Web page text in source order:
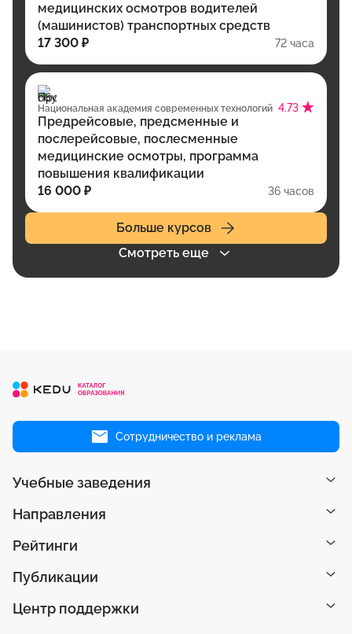
медицинских осмотров водителей
(машинистов) транспортных средств
17 300 ₽
72 часа
Национальная академия современных технологий 4.73
Предрейсовые, предсменные и
послерейсовые, послесменные
медицинские осмотры, программа
повышения квалификации
16 000 ₽
36 часов
Больше курсов
Смотреть еще
Сотрудничество и реклама
Учебные заведения
Направления
Рейтинги
Публикации
Центр поддержки